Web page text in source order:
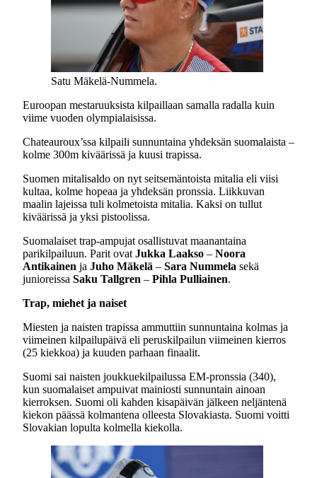
Satu Mäkelä-Nummela.
Euroopan mestaruuksista kilpaillaan samalla radalla kuin
viime vuoden olympialaisissa.
Chateauroux’ssa kilpaili sunnuntaina yhdeksän suomalaista –
kolme 300m kiväärissä ja kuusi trapissa.
Suomen mitalisaldo on nyt seitsemäntoista mitalia eli viisi
kultaa, kolme hopeaa ja yhdeksän pronssia. Liikkuvan
maalin lajeissa tuli kolmetoista mitalia. Kaksi on tullut
kiväärissä ja yksi pistoolissa.
Suomalaiset trap-ampujat osallistuvat maanantaina
parikilpailuun. Parit ovat Jukka Laakso – Noora
Antikainen ja Juho Mäkelä – Sara Nummela sekä
junioreissa Saku Tallgren – Pihla Pulliainen.
Trap, miehet ja naiset
Miesten ja naisten trapissa ammuttiin sunnuntaina kolmas ja
viimeinen kilpailupäivä eli peruskilpailun viimeinen kierros
(25 kiekkoa) ja kuuden parhaan finaalit.
Suomi sai naisten joukkuekilpailussa EM-pronssia (340),
kun suomalaiset ampuivat mainiosti sunnuntain ainoan
kierroksen. Suomi oli kahden kisapäivän jälkeen neljäntenä
kiekon päässä kolmantena olleesta Slovakiasta. Suomi voitti
Slovakian lopulta kolmella kiekolla.